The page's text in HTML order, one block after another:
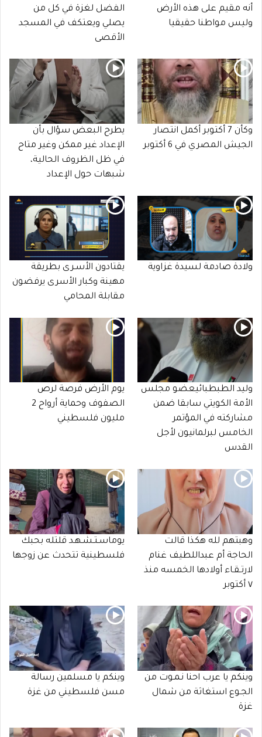
أنه مقيم على هذه الأرض
وليس مواطنا حقيقيا
الفضل لغزة في كل من
يصلي ويعتكف في المسجد
الأقصى
وكأن 7 أكتوبر أكمل انتصار
الجيش المصري في 6 أكتوبر
يطرح البعض سؤال بأن
الإعداد غير ممكن وغير متاح
في ظل الظروف الحالية،
شبهات حول الإعداد
ولادة صادمة لسيدة غزاوية
يقتادون الأسـرى بطريقة
مهينة وكبار الأسرى يرفضون
مقابلة المحامي
وليد الطبطبائيعضو مجلس
الأمة الكويتي سابقا ضمن
مشاركته في المؤتمر
الخامس لبرلمانيون لأجل
القدس
يوم الأرض فرصة لرص
الصفوف وحماية أرواح 2
مليون فلسطيني
وهبتهم لله هكذا قالت
الحاجة أم عبداللطيف غنام
لارتـقـاء أولادها الخمسه منذ
٧ أكتوبر
يوماسـتـشـهـد قلتله بحبك
فلسطينية تتحدث عن زوجها
وينكم يا عرب احنا نـمـوت من
الجـوع استغاثة من شمال
غزة
وينكم يا مسلمين رسالة
مسن فلسطيني من غزة